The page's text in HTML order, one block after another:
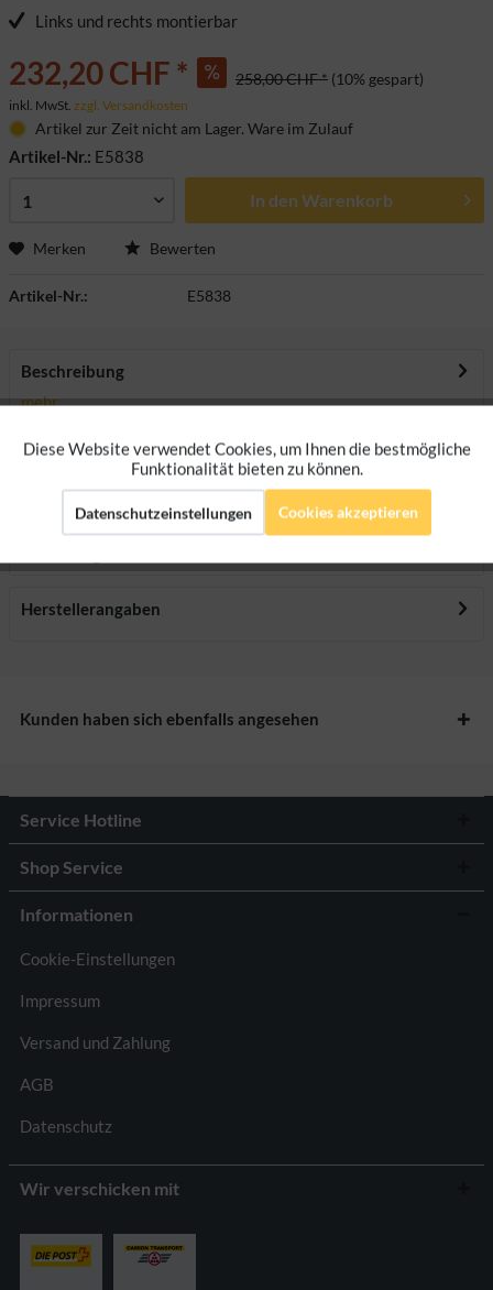
Links und rechts montierbar
232,20 CHF * 258,00 CHF * (10% gespart)
inkl. MwSt. zzgl. Versandkosten
Artikel zur Zeit nicht am Lager. Ware im Zulauf
Artikel-Nr.: E5838
In den Warenkorb
Merken Bewerten
Artikel-Nr.: E5838
Beschreibung
mehr
Downloads
Bewertungen
0
Herstellerangaben
Kunden haben sich ebenfalls angesehen
Service Hotline
Shop Service
Informationen
Cookie-Einstellungen
Impressum
Versand und Zahlung
AGB
Datenschutz
Wir verschicken mit
Funktionale Aktiv
Marketing Aktiv
Diese Website verwendet Cookies, um Ihnen die bestmögliche
Funktionalität bieten zu können.
Datenschutzeinstellungen Cookies akzeptieren